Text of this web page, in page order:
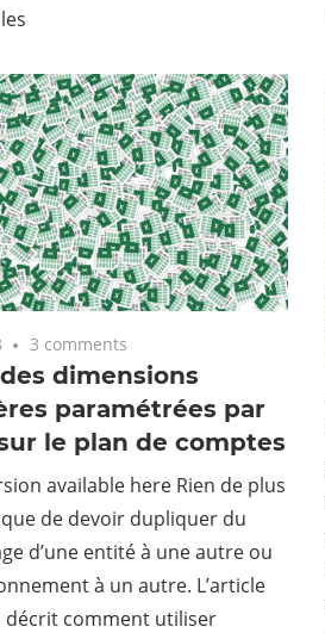
3 comments
dimensions
paramétrées par
le plan de comptes
available here Rien de plus
de devoir dupliquer du
d’une entité à une autre ou
à un autre. L’article
décrit comment utiliser